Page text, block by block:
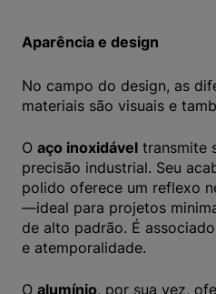
Aparência e design
No campo do design, as
materiais são visuais e
O aço inoxidável transmite
precisão industrial. Seu
polido oferece um reflexo
—ideal para projetos
de alto padrão. É
e atemporalidade.
O alumínio, por sua vez,